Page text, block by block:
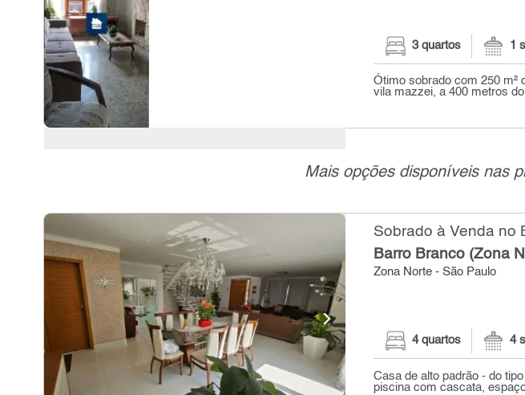
3 quartos 1
Ótimo sobrado com 250 m²
vila mazzei, a 400 metros
Mais opções disponíveis nas
Sobrado à Venda no
Barro Branco (Zona
Zona Norte - São Paulo
4 quartos 4
Casa de alto padrão - do
piscina com cascata,